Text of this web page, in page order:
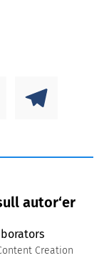
autor‘er
Creation